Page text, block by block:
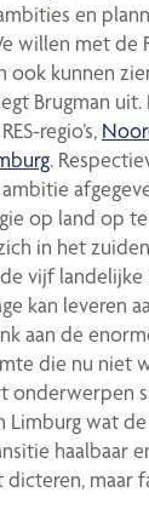
en
willen met de
ook kunnen
Brugman uit.
regio’s,
.
op land op
in het
vijf
kan leveren
aan de
die nu niet
onderwerpen
Limburg wat
haalbaar
dicteren, maar